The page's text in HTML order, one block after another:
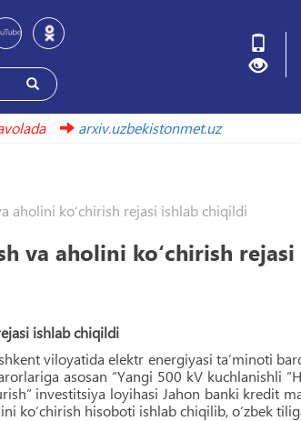
arxiv.uzbekistonmet.uz
aholini ko‘chirish rejasi ishlab chiqildi
va aholini ko‘chirish
ishlab chiqildi
viloyatida elektr energiyasi taʼminoti
asosan “Yangi 500 kV kuchlanishli
investitsiya loyihasi Jahon banki kredit
ko‘chirish hisoboti ishlab chiqilib, o‘zbek